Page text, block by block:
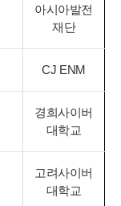
아시아발전
재단
CJ ENM
경희사이버
대학교
고려사이버
대학교